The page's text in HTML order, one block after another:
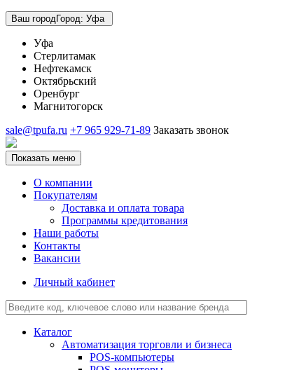
Ваш городГород: Уфа
Уфа
Стерлитамак
Нефтекамск
Октябрьский
Оренбург
Магнитогорск
sale@tpufa.ru +7 965 929-71-89 Заказать звонок
Показать меню
О компании
Покупателям
Доставка и оплата товара
Программы кредитования
Наши работы
Контакты
Вакансии
Личный кабинет
Каталог
Автоматизация торговли и бизнеса
POS-компьютеры